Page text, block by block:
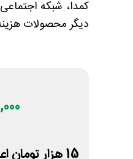
کمدا، شبکه
دیگر محصولات
15,000
15 هزار تومان اعتبار رایگان اپلیکیشن کمدا